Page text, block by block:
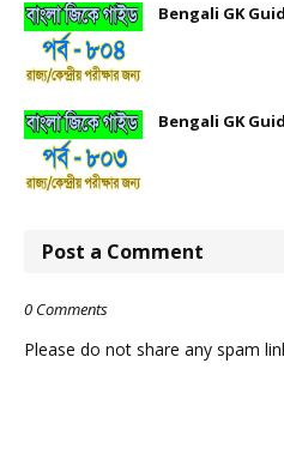
Bengali GK Guide
Bengali GK Guide
Post a Comment
0 Comments
Please do not share any spam